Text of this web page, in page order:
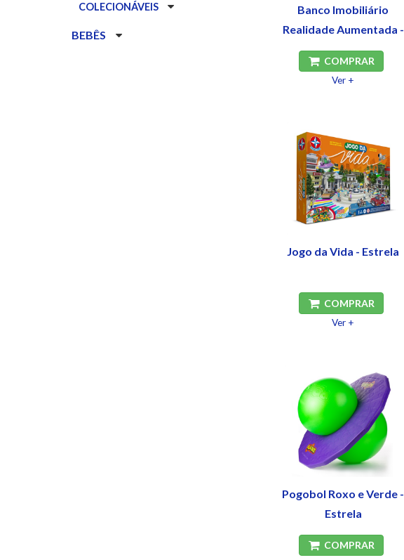
COLECIONÁVEIS
BEBÊS
Banco Imobiliário
Realidade Aumentada -
Estrela
COMPRAR
Ver +
Jogo da Vida - Estrela
COMPRAR
Ver +
Pogobol Roxo e Verde -
Estrela
COMPRAR